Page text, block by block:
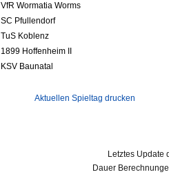
VfR Wormatia Worms
SC Pfullendorf
TuS Koblenz
1899 Hoffenheim II
KSV Baunatal
Aktuellen Spieltag drucken
Letztes Update
Dauer